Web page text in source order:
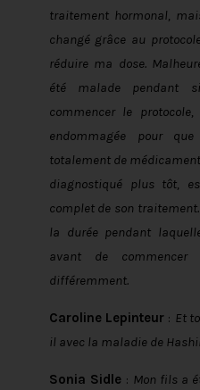
traitement hormonal,
changé grâce au
réduire ma dose.
été malade pendant
commencer le
endommagée pour
totalement de
diagnostiqué plus tôt,
complet de son
la durée pendant
avant de
différemment.
Caroline Lepinteur : Et
il avec la maladie de
Sonia Sidle: Mon fils a